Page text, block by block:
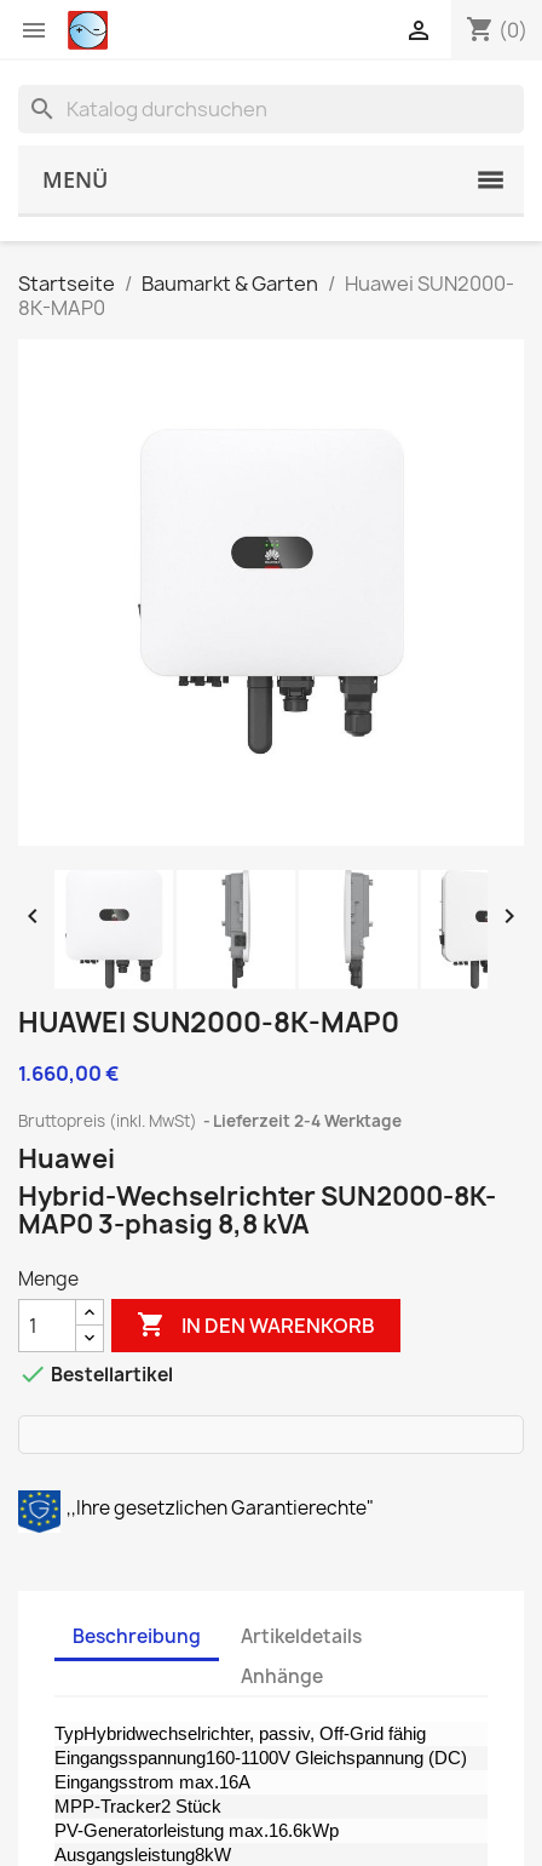
 shopping_cart (0)

search
MENÜ
Startseite Baumarkt & Garten
Huawei SUN2000-
8K-MAP0
 
HUAWEI SUN2000-8K-MAP0
1.660,00 €
Bruttopreis (inkl. MwSt) Lieferzeit 2-4 Werktage
Huawei
Hybrid-Wechselrichter SUN2000-8K-
MAP0 3-phasig 8,8 kVA
Menge
 IN DEN WARENKORB
 Bestellartikel
,,Ihre gesetzlichen Garantierechte"
Beschreibung
Artikeldetails
Anhänge
TypHybridwechselrichter, passiv, Off-Grid fähig
Eingangsspannung160-1100V Gleichspannung (DC)
Eingangsstrom max.16A
MPP-Tracker2 Stück
PV-Generatorleistung max.16.6kWp
Ausgangsleistung8kW